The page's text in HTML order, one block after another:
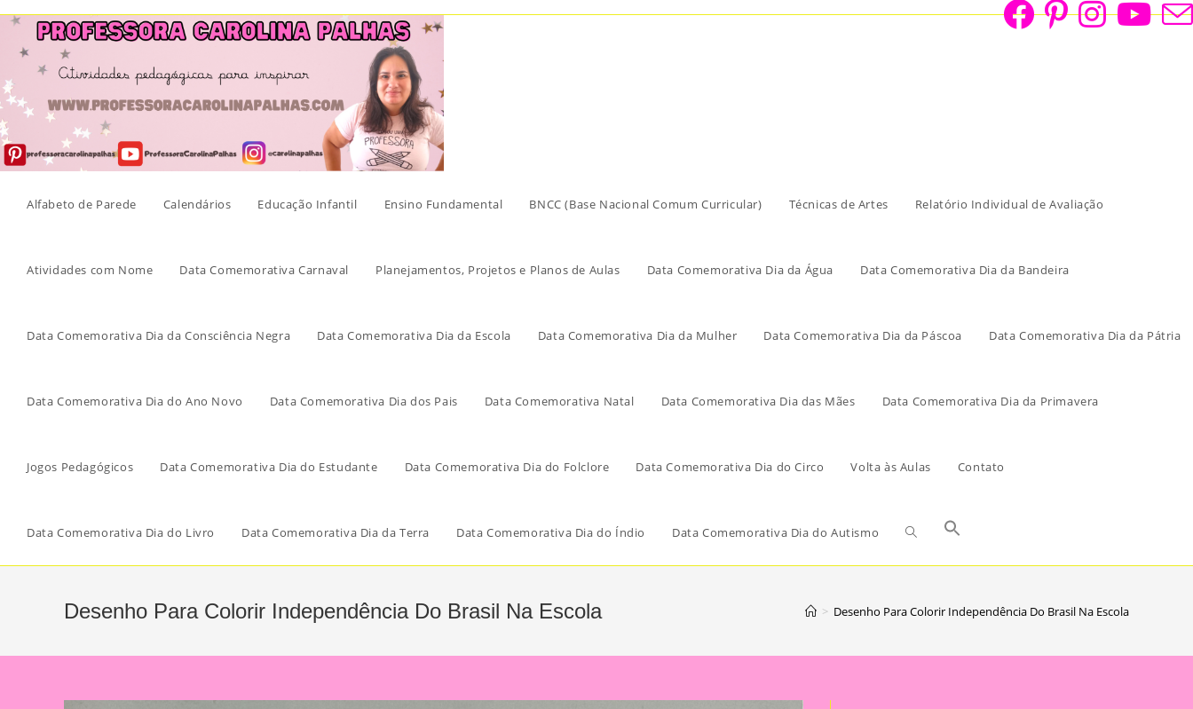
Skip
content
Alfabeto de Parede Calendários Educação Infantil Ensino Fundamental BNCC (Base Nacional Comum Curricular) Técnicas de Artes Relatório Individual de Avaliação
Atividades com Nome Data Comemorativa Carnaval Planejamentos, Projetos e Planos de Aulas Data Comemorativa Dia da Água Data Comemorativa Dia da Bandeira
Data Comemorativa Dia da Consciência Negra Data Comemorativa Dia da Escola Data Comemorativa Dia da Mulher Data Comemorativa Dia da Páscoa Data Comemorativa Dia da Pátria
Data Comemorativa Dia do Ano Novo Data Comemorativa Dia dos Pais Data Comemorativa Natal Data Comemorativa Dia das Mães Data Comemorativa Dia da Primavera
Jogos Pedagógicos Data Comemorativa Dia do Estudante Data Comemorativa Dia do Folclore Data Comemorativa Dia do Circo Volta às Aulas Contato
Data Comemorativa Dia do Livro Data Comemorativa Dia da Terra Data Comemorativa Dia do Índio Data Comemorativa Dia do Autismo
Desenho Para Colorir Independência Do Brasil Na Escola > Desenho Para Colorir Independência Do Brasil Na Escola